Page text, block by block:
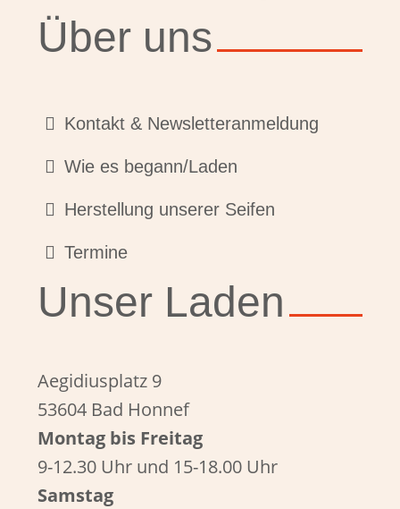
Über uns
Kontakt & Newsletteranmeldung
Wie es begann/Laden
Herstellung unserer Seifen
Termine
Unser Laden
Aegidiusplatz 9
53604 Bad Honnef
Montag bis Freitag
9-12.30 Uhr und 15-18.00 Uhr
Samstag